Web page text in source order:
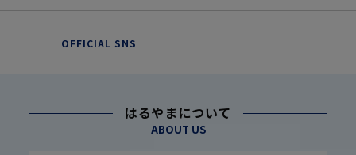
OFFICIAL SNS
はるやまについて
ABOUT US